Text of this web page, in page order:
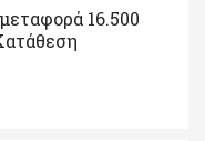
16.500